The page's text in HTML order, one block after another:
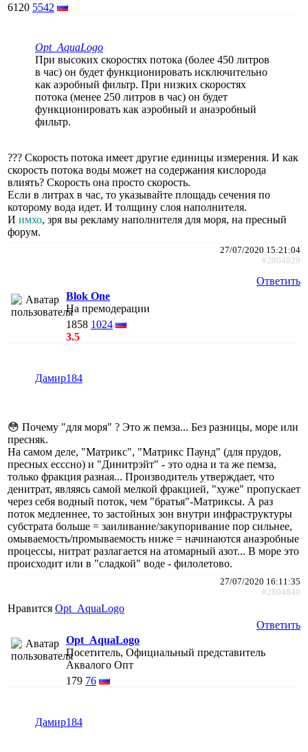
6120 5542
Opt_AquaLogo
При высоких скоростях потока (более 450 литров
в час) он будет функционировать исключительно
как аэробный фильтр. При низких скоростях
потока (менее 250 литров в час) он будет
функционировать как аэробный и анаэробный
фильтр.
??? Скорость потока имеет другие единицы измерения. И как
скорость потока воды может на содержания кислорода
влиять? Скорость она просто скорость.
Если в литрах в час, то указывайте площадь сечения по
которому вода идет. И толщину слоя наполнителя.
И имхо, зря вы рекламу наполнителя для моря, на пресный
форум.
27/07/2020 15:21:04
#2804829
Ответить
Blok One
На премодерации
1858 1024
3.5
Дамир184
😳 Почему "для моря" ? Это ж пемза... Без разницы, море или
пресняк.
На самом деле, "Матрикс", "Матрикс Паунд" (для прудов,
пресных есссно) и "Динитрэйт" - это одна и та же пемза,
только фракция разная... Производитель утверждает, что
денитрат, являясь самой мелкой фракцией, "хуже" пропускает
через себя водный поток, чем "братья"-Матриксы. А раз
поток медленнее, то застойных зон внутри инфраструктуры
субстрата больше = заиливание/закупоривание пор сильнее,
омываемость/промываемость ниже = начинаются анаэробные
процессы, нитрат разлагается на атомарный азот... В море это
происходит или в "сладкой" воде - филолетово.
27/07/2020 16:11:35
#2804840
Нравится Opt_AquaLogo
Ответить
Opt_AquaLogo
Посетитель, Официальный представитель
Аквалого Опт
179 76
Дамир184